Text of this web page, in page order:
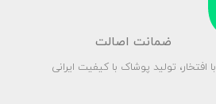
ضمانت اصالت
با افتخار، تولید پوشاک با کیفیت ایرانی